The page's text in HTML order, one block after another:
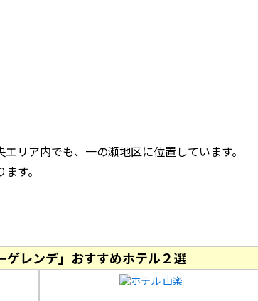
リア内でも、一の瀬地区に位置しています。
す。
ゲレンデ」おすすめホテル２選